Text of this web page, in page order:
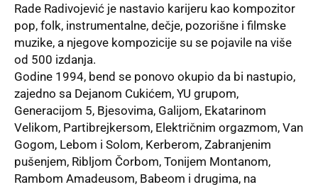
Rade Radivojević je nastavio karijeru kao kompozitor
pop, folk, instrumentalne, dečje, pozorišne i filmske
muzike, a njegove kompozicije su se pojavile na više
od 500 izdanja.
Godine 1994, bend se ponovo okupio da bi nastupio,
zajedno sa Dejanom Cukićem, YU grupom,
Generacijom 5, Bjesovima, Galijom, Ekatarinom
Velikom, Partibrejkersom, Električnim orgazmom, Van
Gogom, Lebom i Solom, Kerberom, Zabranjenim
pušenjem, Ribljom Čorbom, Tonijem Montanom,
Rambom Amadeusom, Babeom i drugima, na